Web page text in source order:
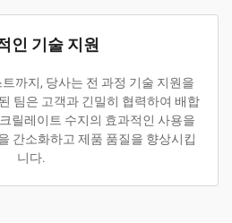
인 기술 지원
까지, 당사는 전 과정 기술 지원을
팀은 고객과 긴밀히 협력하여 배합
릴레이트 수지의 효과적인 사용을
간소화하고 제품 품질을 향상시킵
니다.